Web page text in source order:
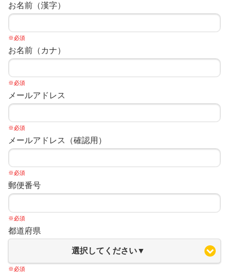
お名前（漢字）
※必須
お名前（カナ）
※必須
メールアドレス
※必須
メールアドレス（確認用）
※必須
郵便番号
※必須
都道府県
選択してください▼
※必須